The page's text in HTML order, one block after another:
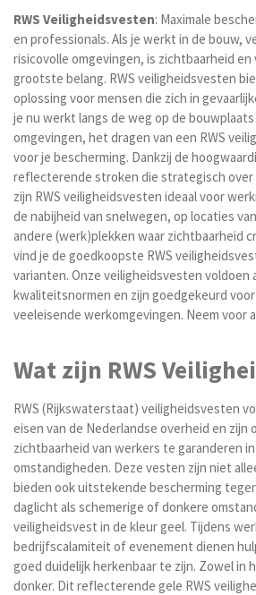
RWS Veiligheidsvesten: Maximale
en professionals. Als je werkt in de bouw,
risicovolle omgevingen, is zichtbaarheid en
grootste belang. RWS veiligheidsvesten
oplossing voor mensen die zich in
je nu werkt langs de weg op de
omgevingen, het dragen van een RWS
voor je bescherming. Dankzij de
reflecterende stroken die strategisch
zijn RWS veiligheidsvesten ideaal voor
de nabijheid van snelwegen, op locaties
andere (werk)plekken waar zichtbaarheid
vind je de goedkoopste RWS
varianten. Onze veiligheidsvesten voldoen
kwaliteitsnormen en zijn goedgekeurd
veeleisende werkomgevingen. Neem voor
Wat zijn RWS
RWS (Rijkswaterstaat) veiligheidsvesten
eisen van de Nederlandse overheid en zijn
zichtbaarheid van werkers te garanderen
omstandigheden. Deze vesten zijn niet
bieden ook uitstekende bescherming
daglicht als schemerige of donkere
veiligheidsvest in de kleur geel. Tijdens
bedrijfscalamiteit of evenement dienen
goed duidelijk herkenbaar te zijn. Zowel in
donker. Dit reflecterende gele RWS